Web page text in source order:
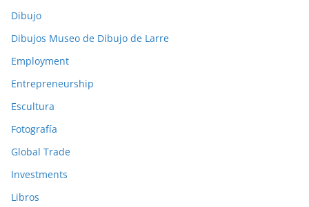
Dibujo
Dibujos Museo de Dibujo de Larre
Employment
Entrepreneurship
Escultura
Fotografía
Global Trade
Investments
Libros